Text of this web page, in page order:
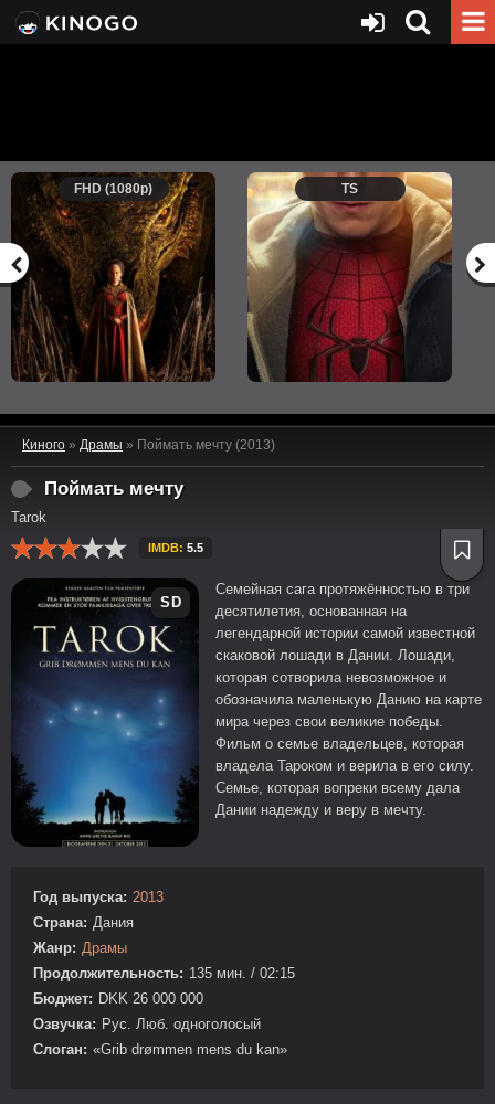
FHD (1080p) TS
Киного » Драмы » Поймать мечту (2013)
Поймать мечту
Tarok
IMDB: 5.5
SD
Семейная сага протяжённостью в три
десятилетия, основанная на
легендарной истории самой известной
скаковой лошади в Дании. Лошади,
которая сотворила невозможное и
обозначила маленькую Данию на карте
мира через свои великие победы.
Фильм о семье владельцев, которая
владела Тароком и верила в его силу.
Семье, которая вопреки всему дала
Дании надежду и веру в мечту.
Год выпуска: 2013
Страна: Дания
Жанр: Драмы
Продолжительность: 135 мин. / 02:15
Бюджет: DKK 26 000 000
Озвучка: Рус. Люб. одноголосый
Слоган: «Grib drømmen mens du kan»